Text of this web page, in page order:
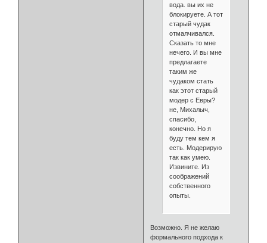
вода. вы их не
блокируете. А тот
старый чудак
отмалчивался.
Сказать то мне
нечего. И вы мне
предлагаете
таким же
чудаком стать
как этот старый
модер с Евры?
не, Михалыч,
спасибо,
конечно. Но я
буду тем кем я
есть. Модерирую
так как умею.
Извините. Из
соображений
собственного
опыты.
Возможно. Я не желаю
формального подхода к